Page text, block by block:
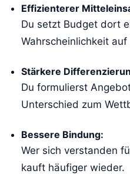
Effizienterer
Du setzt Budget dort
Wahrscheinlichkeit
Stärkere
Du formulierst
Unterschied zum
Bessere Bindung:
Wer sich verstanden
kauft häufiger wieder.